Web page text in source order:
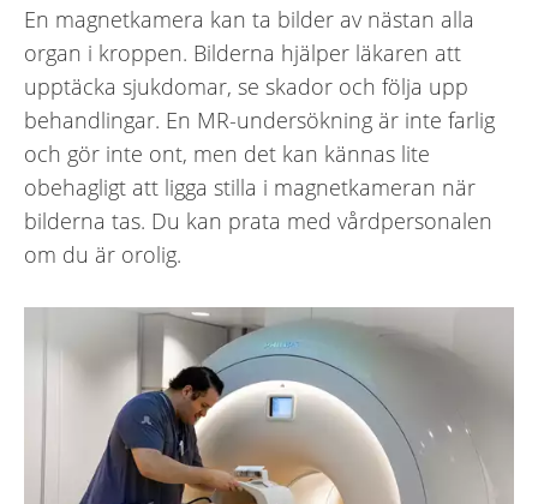
En magnetkamera kan ta bilder av nästan alla
organ i kroppen. Bilderna hjälper läkaren att
upptäcka sjukdomar, se skador och följa upp
behandlingar. En MR-undersökning är inte farlig
och gör inte ont, men det kan kännas lite
obehagligt att ligga stilla i magnetkameran när
bilderna tas. Du kan prata med vårdpersonalen
om du är orolig.